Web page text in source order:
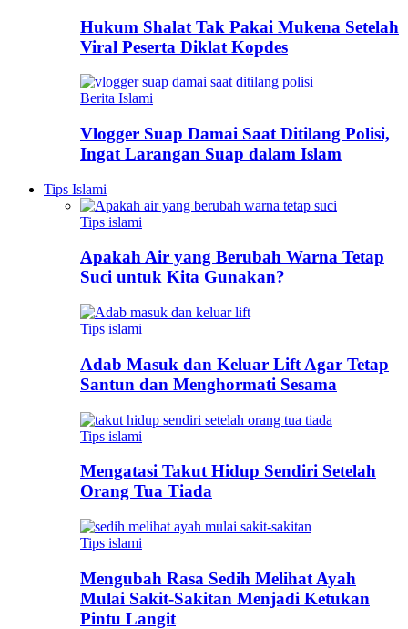
Hukum Shalat Tak Pakai Mukena Setelah
Viral Peserta Diklat Kopdes
Berita Islami
Vlogger Suap Damai Saat Ditilang Polisi,
Ingat Larangan Suap dalam Islam
Tips Islami
Tips islami
Apakah Air yang Berubah Warna Tetap
Suci untuk Kita Gunakan?
Tips islami
Adab Masuk dan Keluar Lift Agar Tetap
Santun dan Menghormati Sesama
Tips islami
Mengatasi Takut Hidup Sendiri Setelah
Orang Tua Tiada
Tips islami
Mengubah Rasa Sedih Melihat Ayah
Mulai Sakit-Sakitan Menjadi Ketukan
Pintu Langit